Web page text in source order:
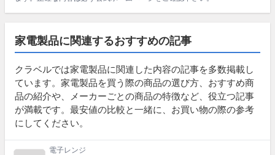
家電製品に関連するおすすめの記事
クラベルでは家電製品に関連した内容の記事を多数掲載し
ています。家電製品を買う際の商品の選び方、おすすめ商
品の紹介や、メーカーごとの商品の特徴など、役立つ記事
が満載です。最安値の比較と一緒に、お買い物の際の参考
にしてください。
電子レンジ